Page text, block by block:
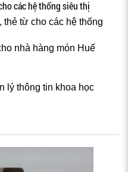
các hệ thống siêu thị
thẻ từ cho các hệ thống
nhà hàng món Huế
lý thông tin khoa học